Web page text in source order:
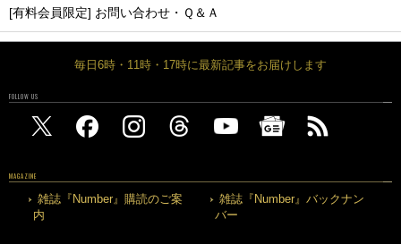
[有料会員限定] お問い合わせ・Ｑ＆Ａ
毎日6時・11時・17時に最新記事をお届けします
FOLLOW US
MAGAZINE
雑誌『Number』購読のご案
内
雑誌『Number』バックナン
バー